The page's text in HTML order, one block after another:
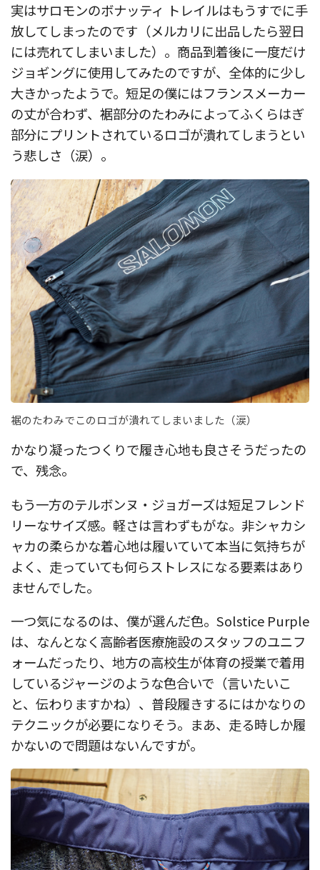
実はサロモンのボナッティ トレイルはもうすでに手
放してしまったのです（メルカリに出品したら翌日
には売れてしまいました）。商品到着後に一度だけ
ジョギングに使用してみたのですが、全体的に少し
大きかったようで。短足の僕にはフランスメーカー
の丈が合わず、裾部分のたわみによってふくらはぎ
部分にプリントされているロゴが潰れてしまうとい
う悲しさ（涙）。
裾のたわみでこのロゴが潰れてしまいました（涙）
かなり凝ったつくりで履き心地も良さそうだったの
で、残念。
もう一方のテルボンヌ・ジョガーズは短足フレンド
リーなサイズ感。軽さは言わずもがな。非シャカシ
ャカの柔らかな着心地は履いていて本当に気持ちが
よく、走っていても何らストレスになる要素はあり
ませんでした。
一つ気になるのは、僕が選んだ色。Solstice Purple
は、なんとなく高齢者医療施設のスタッフのユニフ
ォームだったり、地方の高校生が体育の授業で着用
しているジャージのような色合いで（言いたいこ
と、伝わりますかね）、普段履きするにはかなりの
テクニックが必要になりそう。まあ、走る時しか履
かないので問題はないんですが。